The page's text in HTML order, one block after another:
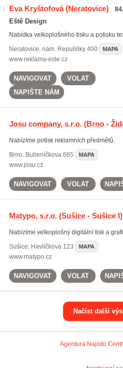
Eva Kryštofová(Neratovice)
Eště Design
Nabídka velkoplošného tisku a potisku
Neratovice, nám. Republiky 400 MAPA
www.reklama-este.cz
NAVIGOVAT
VOLAT
NAPIŠTE NÁM
Josu company, s.r.o.(Brno -
Nabízíme potisk reklamních předmětů.
Brno, Bubeníčkova 665 MAPA
www.josu.cz
NAVIGOVAT VOLAT
Matypo, s.r.o.(Sušice - Sušice I)
Nabízíme velkoplošný digitální tisk a
Sušice, Havlíčkova 123 MAPA
www.matypo.cz
NAVIGOVAT VOLAT
Načíst další
Agentura Najisto